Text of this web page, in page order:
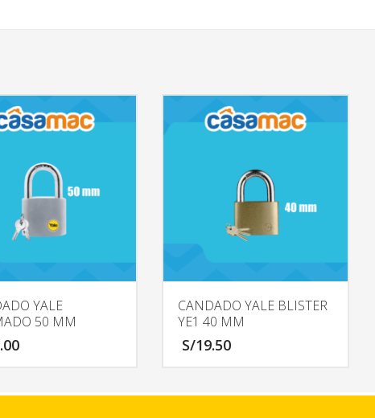
YALE
50 MM
CANDADO YALE BLISTER
YE1 40 MM
S/19.50